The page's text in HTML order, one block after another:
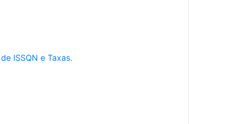
ISSQN e Taxas.